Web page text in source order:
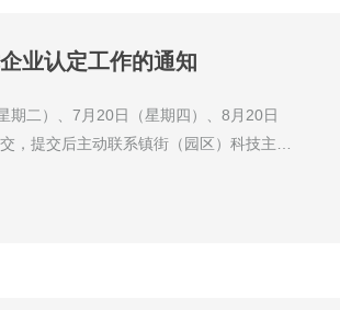
业认定工作的通知
期二）、7月20日（星期四）、8月20日
，提交后主动联系镇街（园区）科技主管